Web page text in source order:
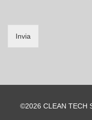
Invia
©2026 CLEAN TECH